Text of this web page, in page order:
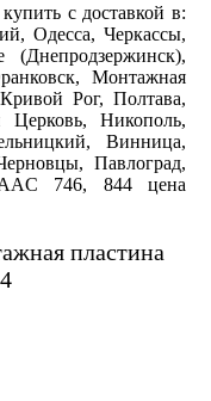
с доставкой в:
Одесса, Черкассы,
Монтажная
Рог, Полтава,
Церковь, Никополь,
Винница,
Павлоград,
746, 844 цена
пластина